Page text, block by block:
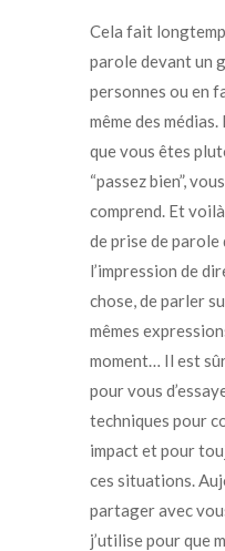
Cela fait
parole devant un
personnes ou en
même des
que vous êtes
“passez bien”,
comprend. Et
de prise de
l’impression de
chose, de parler
mêmes
moment… Il est
pour vous
techniques pour
impact et pour
ces situations.
partager avec
j’utilise pour que